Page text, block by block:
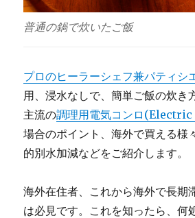
普通の鍋で炊いたご飯
プロのヒーラーシェフ兼パティシ
用、浸水なしで、簡単ご飯の炊き
主流の調理用電気コンロ
場合のポイント、海外で買える様
的別水加減などをご紹介します。
海外在住者、これから海外で長期
は必見です。これを知ったら、何